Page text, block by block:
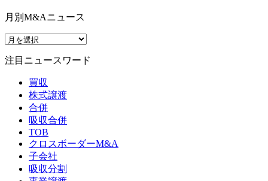
月別M&Aニュース
注目ニュースワード
買収
株式譲渡
合併
吸収合併
TOB
クロスボーダーM&A
子会社
吸収分割